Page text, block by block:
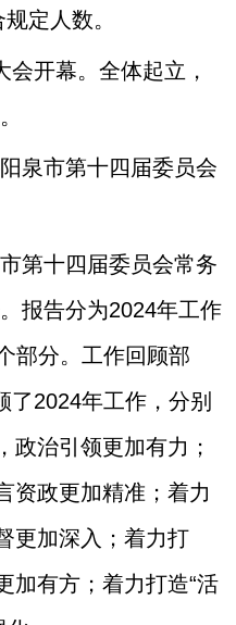
定人数。
开幕。全体起立，
市第十四届委员会
十四届委员会常务
报告分为2024年工作
部分。工作回顾部
了2024年工作，分别
政治引领更加有力；
资政更加精准；着力
更加深入；着力打
加有方；着力打造“活